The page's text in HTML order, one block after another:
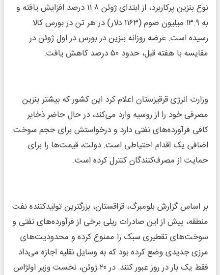
نوع بنزین پرکاربرد، از ابتدای ژوئن ۱۱.۸ درصد افزایش یافته و
به ۱۳.۹ میلیون صوم (۱۱۶۳ دلار) در هر تن در بورس کالا
رسیده است. عرضه روزانه بنزین در بورس در اول ژوئن در
مقایسه با هفته قبل، حدود ۵۰ درصد کاهش یافت.
وزارت انرژی قرقیزستان اعلام کرد این کشور که بیشتر بنزین
مصرفی خود را از روسیه وارد می‌کند، در حال حاضر ذخایر
کافی فرآورده‌های نفتی دارد و درخواستش برای حجم سوخت
اضافی یک اقدام احتیاطی است. دولت، قیمت‌ها را برای
حمایت از مصرف‌کنندگان کنترل کرده است.
بر اساس گزارش بلومبرگ، قزاقستان، بزرگترین تولیدکننده نفت
منطقه، پیش از این صادرات ریلی برخی از فرآورده‌های نفتی و
سوخت‌های تقطیری سبک را ممنوع کرده و محدودیت‌های
مرزی جدیدی وضع کرده بود که به وسایل نقلیه اجازه می‌داد
فقط یک بار در روز عبور کنند. در ۲۰ ژوئن، نخست وزیر اولژاس